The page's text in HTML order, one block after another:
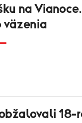
na
väzenia